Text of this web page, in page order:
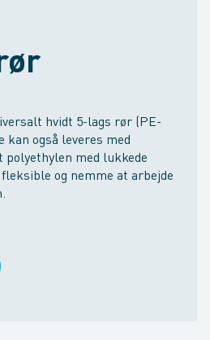
hvidt 5-lags rør (PE-
kan også leveres med
med lukkede
og nemme at arbejde